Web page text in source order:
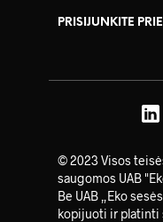
PRISIJUNKITE
© 2023 Visos
saugomos UAB
Be UAB „Eko
kopijuoti ir platinti